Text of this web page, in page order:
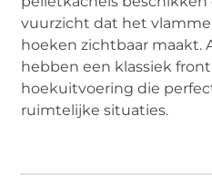
vuurzicht dat het
hoeken zichtbaar maakt.
hebben een klassiek
hoekuitvoering die
ruimtelijke situaties.